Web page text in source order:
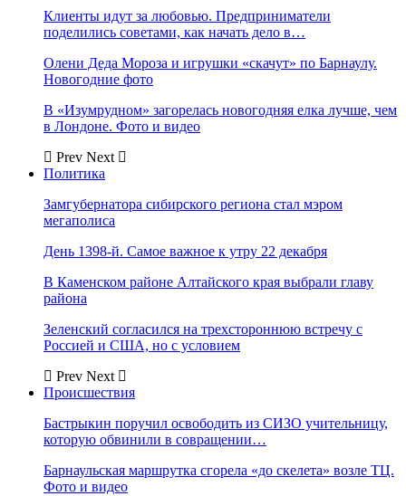
Клиенты идут за любовью. Предприниматели
поделились советами, как начать дело в…
Олени Деда Мороза и игрушки «скачут» по Барнаулу.
Новогодние фото
В «Изумрудном» загорелась новогодняя елка лучше, чем
в Лондоне. Фото и видео
Prev Next
Политика
Замгубернатора сибирского региона стал мэром
мегаполиса
День 1398-й. Самое важное к утру 22 декабря
В Каменском районе Алтайского края выбрали главу
района
Зеленский согласился на трехстороннюю встречу с
Россией и США, но с условием
Prev Next
Происшествия
Бастрыкин поручил освободить из СИЗО учительницу,
которую обвинили в совращении…
Барнаульская маршрутка сгорела «до скелета» возле ТЦ.
Фото и видео